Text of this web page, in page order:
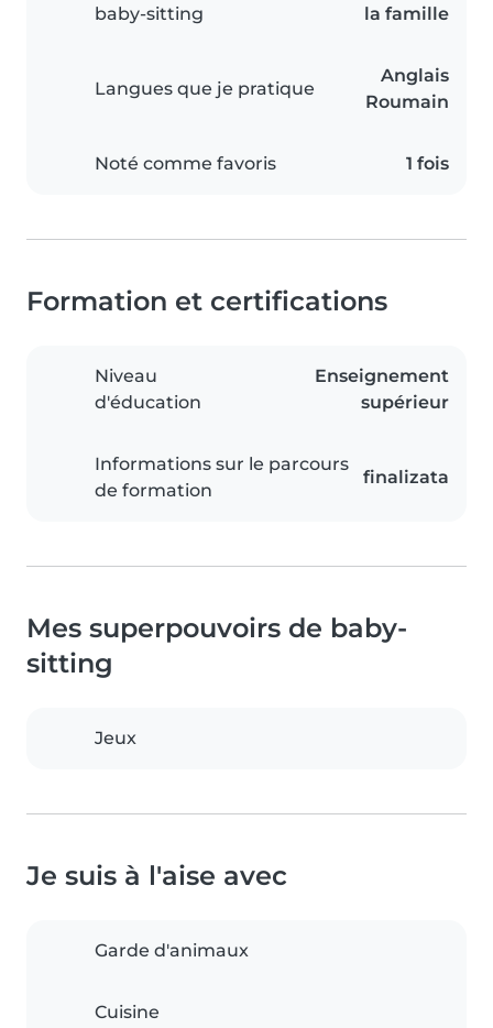
baby-sitting
la famille
Langues que je pratique
Anglais
Roumain
Noté comme favoris 1 fois
Formation et certifications
Niveau
d'éducation
Enseignement
supérieur
Informations sur le parcours
de formation
finalizata
Mes superpouvoirs de baby-
sitting
Jeux
Je suis à l'aise avec
Garde d'animaux
Cuisine